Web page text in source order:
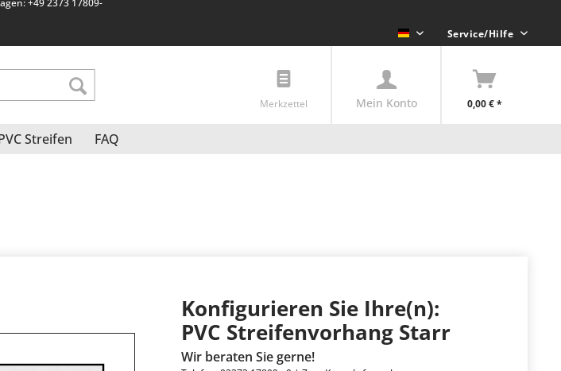
+49 2373 17809-
Streifenvorhänge 24
Service/Hilfe
Merkzettel Mein Konto 0,00 € *
Streifen FAQ
Konfigurieren Sie Ihre(n):
PVC Streifenvorhang Starr
Wir beraten Sie gerne!